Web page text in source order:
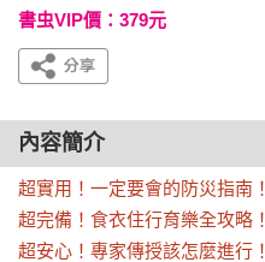
書虫VIP價：379元
內容簡介
超實用！一定要會的防災指南！
超完備！食衣住行育樂全攻略！
超安心！專家傳授該怎麼進行！